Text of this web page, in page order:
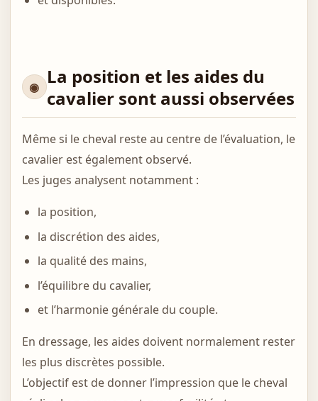
La position et les aides du
cavalier sont aussi observées
Même si le cheval reste au centre de l’évaluation, le
cavalier est également observé.
Les juges analysent notamment :
la position,
la discrétion des aides,
la qualité des mains,
l’équilibre du cavalier,
et l’harmonie générale du couple.
En dressage, les aides doivent normalement rester
les plus discrètes possible.
L’objectif est de donner l’impression que le cheval